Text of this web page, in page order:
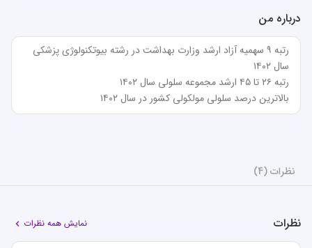
درباره من
بالاترین درصد سلولی مولکولی کشور در سال ۱۴۰۲
نظرات (4)
نظرات نمایش همه نظرات